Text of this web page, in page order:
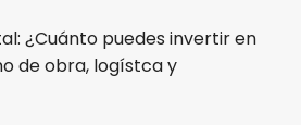
¿Cuánto puedes invertir en
de obra, logístca y